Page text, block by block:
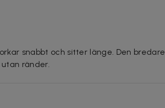
snabbt och sitter länge. Den bredare
ränder.